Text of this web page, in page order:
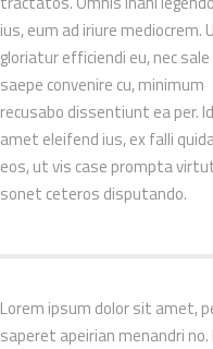
ius, eum ad iriure mediocrem.
gloriatur efficiendi eu, nec sale
saepe convenire cu, minimum
recusabo dissentiunt ea per. Id
amet eleifend ius, ex falli
eos, ut vis case prompta
sonet ceteros disputando.
Lorem ipsum dolor sit amet,
saperet apeirian menandri no.